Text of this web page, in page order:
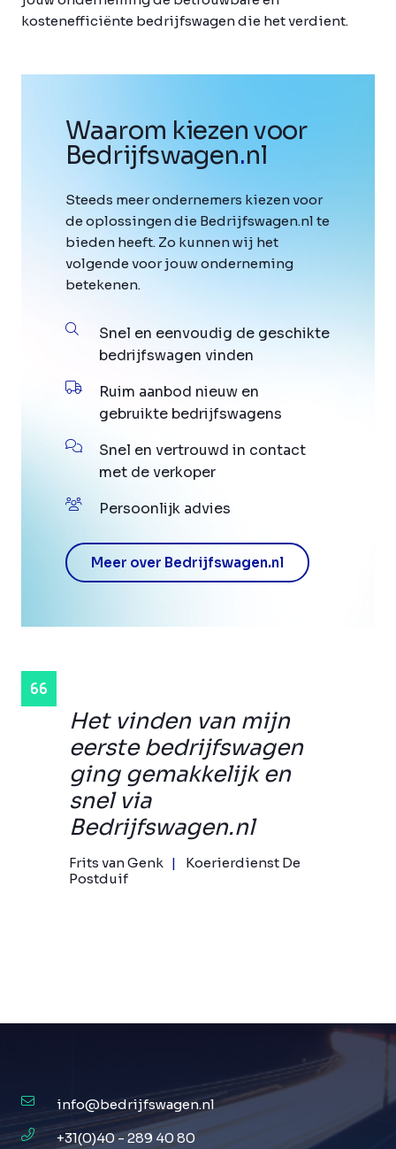
kostenefficiënte bedrijfswagen die het verdient.
Het vinden van mijn
eerste bedrijfswagen
ging gemakkelijk en
snel via
Bedrijfswagen.nl
Frits van Genk
Koerierdienst De
Postduif
Waarom kiezen voor
Bedrijfswagen.nl
Steeds meer ondernemers kiezen voor
de oplossingen die Bedrijfswagen.nl te
bieden heeft. Zo kunnen wij het
volgende voor jouw onderneming
betekenen.
Snel en eenvoudig de geschikte
bedrijfswagen vinden
Ruim aanbod nieuw en
gebruikte bedrijfswagens
Snel en vertrouwd in contact
met de verkoper
Persoonlijk advies
Meer over Bedrijfswagen.nl
info@bedrijfswagen.nl
+31(0)40 - 289 40 80